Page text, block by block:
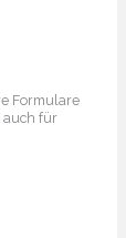
Formulare
auch für